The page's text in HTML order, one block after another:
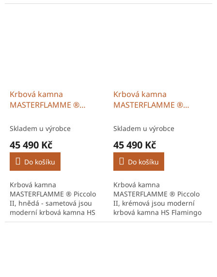
Flamingo s moderním
Flamingo s kvalitním
Krbová kamna
MASTERFLAMME ®
sametová
Skladem u výrobce
45 490 Kč
Do košíku
Krbová kamna
MASTERFLAMME ® Piccolo
II, hnědá - sametová jsou
moderní krbová kamna HS
Flamingo určená pro
Krbová kamna
MASTERFLAMME ®
Skladem u výrobce
45 490 Kč
Do košíku
Krbová kamna
MASTERFLAMME ® Piccolo
II, krémová jsou moderní
krbová kamna HS Flamingo
určená pro efektivní